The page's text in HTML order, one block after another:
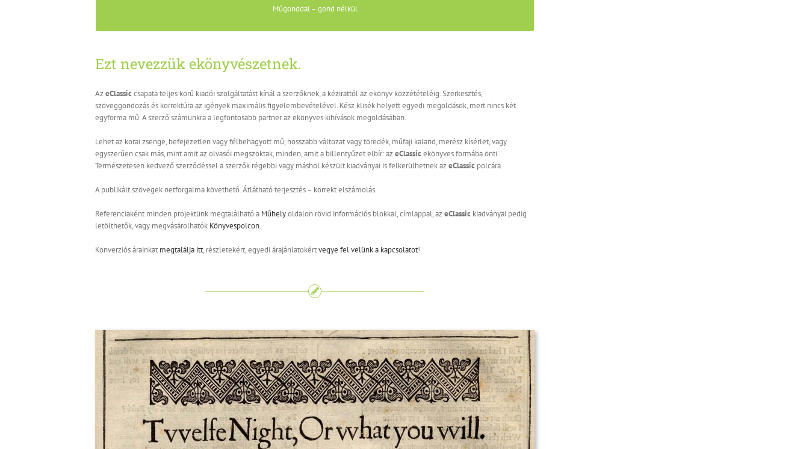
Műgonddal – gond nélkül
Ezt nevezzük ekönyvészetnek.
AzeClassic csapata teljes körű kiadói szolgáltatást kínál a szerzőknek, a kézirattól az ekönyv közzétételéig. Szerkesztés,
szöveggondozás és korrektúra az igények maximális figyelembevételével. Kész klisék helyett egyedi megoldások, mert nincs két
egyforma mű. A szerző számunkra a legfontosabb partner az ekönyves kihívások megoldásában.
Lehet az korai zsenge, befejezetlen vagy félbehagyott mű, hosszabb változat vagy töredék, műfaji kaland, merész kísérlet, vagy
egyszerűen csak más, mint amit az olvasói megszoktak, minden, amit a billentyűzet elbír: azeClassic ekönyves formába önti.
Természetesen kedvező szerződéssel a szerzők régebbi vagy máshol készült kiadványai is felkerülhetnek azeClassic polcára.
A publikált szövegek netforgalma követhető. Átlátható terjesztés – korrekt elszámolás.
Referenciaként minden projektünk megtalálható a Műhelyoldalon rövid információs blokkal, címlappal, azeClassic kiadványai pedig
letölthetők, vagy megvásárolhatók Könyvespolcon.
Konverziós árainkat megtalálja itt, részletekért, egyedi árajánlatokértvegye fel velünk a kapcsolatot!